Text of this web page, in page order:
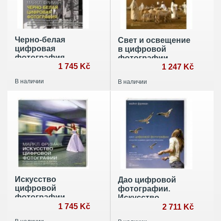
Черно-белая
цифровая
фотография
1 745 Kč
В наличии
Свет и освещение
в цифровой
фотографии
1 247 Kč
В наличии
Искусство
цифровой
фотографии
1 745 Kč
Дао цифровой
фотографии.
Искусство
2 711 Kč